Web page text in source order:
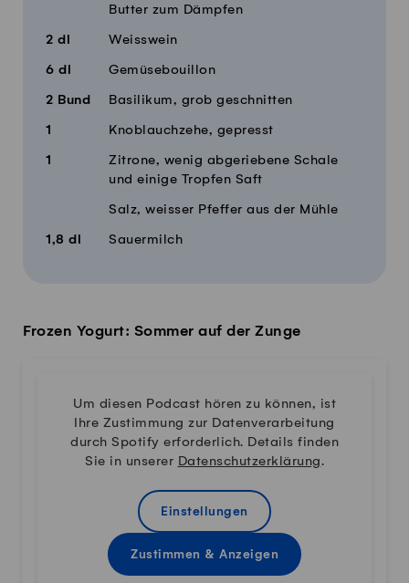
Butter zum Dämpfen
2 dl Weisswein
6 dl Gemüsebouillon
2 Bund Basilikum, grob geschnitten
1 Knoblauchzehe, gepresst
1
Zitrone, wenig abgeriebene Schale
und einige Tropfen Saft
Salz, weisser Pfeffer aus der Mühle
1,8 dl Sauermilch
Frozen Yogurt: Sommer auf der Zunge
Um diesen Podcast hören zu können, ist
Ihre Zustimmung zur Datenverarbeitung
durch Spotify erforderlich. Details finden
Sie in unserer Datenschutzerklärung.
Einstellungen
Zustimmen & Anzeigen